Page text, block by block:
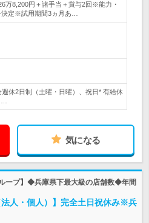
万8,200円＋諸手当＋賞与2回※能力・
定※試用期間3ヵ月あ…
休2日制（土曜・日曜）、祝日* 有給休
気になる
ープ】◆兵庫県下最大級の店舗数◆年間
人・個人）】完全土日祝休み※兵